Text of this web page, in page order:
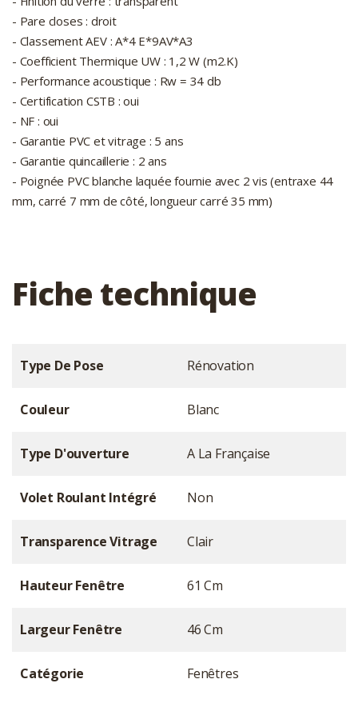
- Pare closes : droit
- Classement AEV : A*4 E*9AV*A3
- Coefficient Thermique UW : 1,2 W (m2.K)
- Performance acoustique : Rw = 34 db
- Certification CSTB : oui
- NF : oui
- Garantie PVC et vitrage : 5 ans
- Garantie quincaillerie : 2 ans
- Poignée PVC blanche laquée fournie avec 2 vis (entraxe 44
mm, carré 7 mm de côté, longueur carré 35 mm)
Fiche technique
Type De Pose Rénovation
Couleur Blanc
Type D'ouverture A La Française
Volet Roulant Intégré Non
Transparence Vitrage Clair
Hauteur Fenêtre 61 Cm
Largeur Fenêtre 46 Cm
Catégorie Fenêtres